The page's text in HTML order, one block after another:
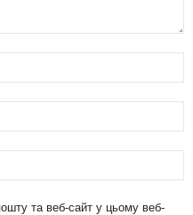
та веб-сайт у цьому веб-